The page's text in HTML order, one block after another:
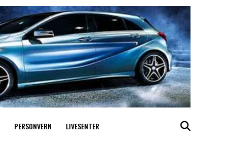
PERSONVERN LIVESENTER